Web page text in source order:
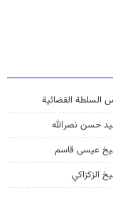
السلطة القضائیة
حسن نصرالله
عيسى قاسم
الزكزاكي